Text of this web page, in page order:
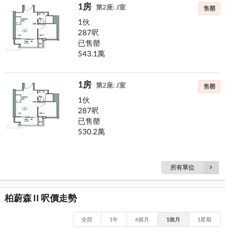
1房 第2座: J室 售罄
1伙
287呎
已售罄
543.1萬
1房 第2座: J室 售罄
1伙
287呎
已售罄
530.2萬
所有單位
柏蔚森 II 呎價走勢
全部 1年 6個月 1個月 1星期